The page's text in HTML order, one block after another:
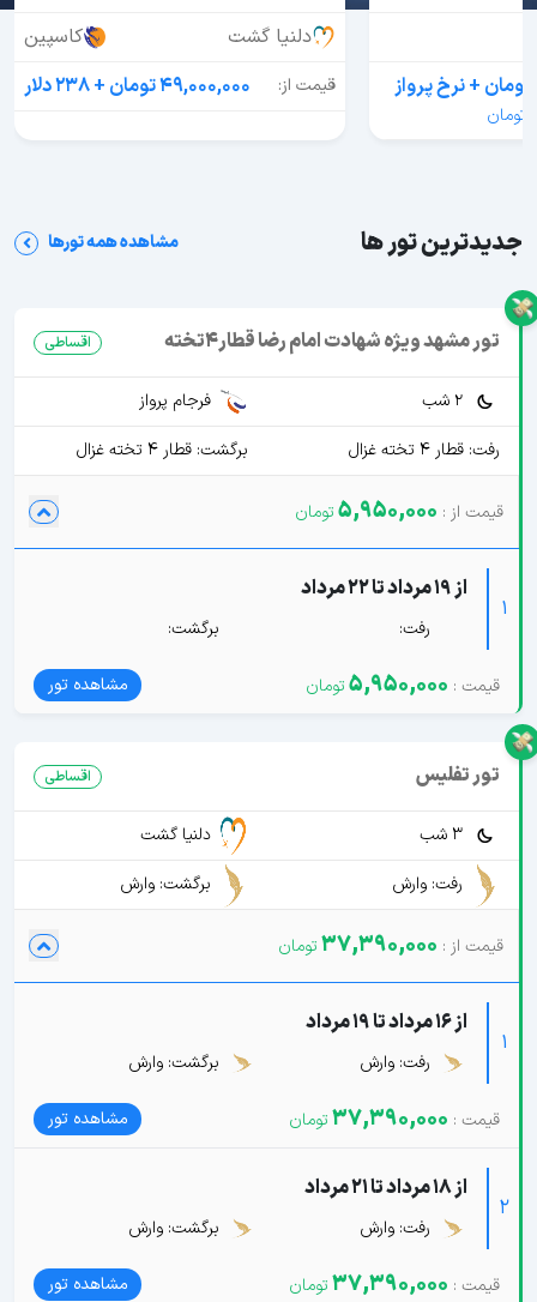
دلنیا گشت
کاسپین
قیمت از: 49,000,000 تومان + 238 دلار
جدیدترین تور ها مشاهده همه تورها
تور مشهد ویژه شهادت امام رضا قطار4تخته اقساطی
2 شب
فرجام پرواز
رفت: قطار 4 تخته غزال
برگشت: قطار 4 تخته غزال
5,950,000
1
از 19 مرداد تا 22 مرداد
رفت: برگشت:
5,950,000 مشاهده تور
تور تفلیس اقساطی
3 شب
دلنیا گشت
رفت: وارش
برگشت: وارش
37,390,000
1
از 16 مرداد تا 19 مرداد
رفت: وارش برگشت: وارش
37,390,000 مشاهده تور
2
از 18 مرداد تا 21 مرداد
رفت: وارش برگشت: وارش
37,390,000 مشاهده تور